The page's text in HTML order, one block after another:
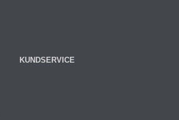
KUNDSERVICE